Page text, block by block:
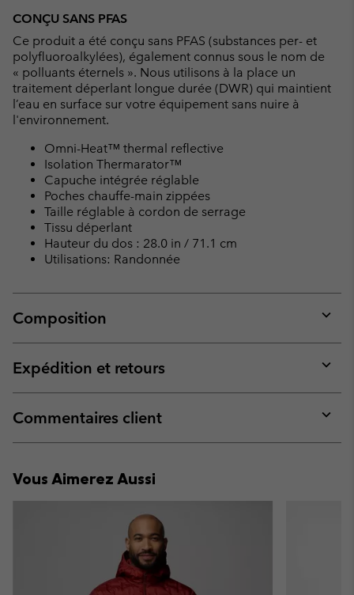
CONÇU SANS PFAS
Ce produit a été conçu sans PFAS (substances per- et
polyfluoroalkylées), également connus sous le nom de
« polluants éternels ». Nous utilisons à la place un
traitement déperlant longue durée (DWR) qui maintient
l’eau en surface sur votre équipement sans nuire à
l'environnement.
Omni-Heat™ thermal reflective
Isolation Thermarator™
Capuche intégrée réglable
Poches chauffe-main zippées
Taille réglable à cordon de serrage
Tissu déperlant
Hauteur du dos : 28.0 in / 71.1 cm
Utilisations: Randonnée
Composition
or
Expédition et retours
or
Commentaires client
or
Vous Aimerez Aussi